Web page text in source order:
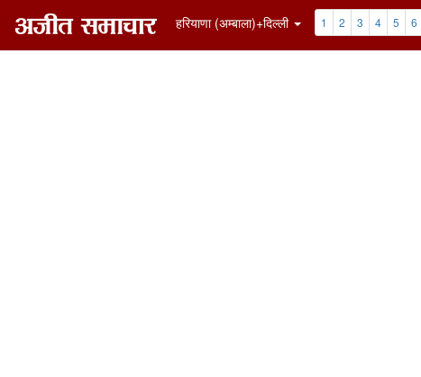
हरियाणा (अम्बाला)+दिल्ली 1 2 3 4 5 6